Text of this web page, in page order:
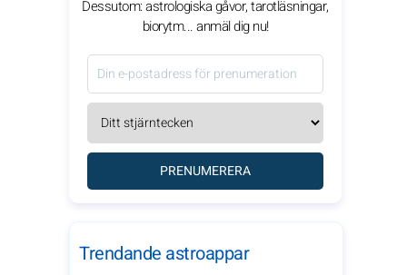
Dessutom: astrologiska gåvor, tarotläsningar,
biorytm... anmäl dig nu!
PRENUMERERA
Trendande astroappar